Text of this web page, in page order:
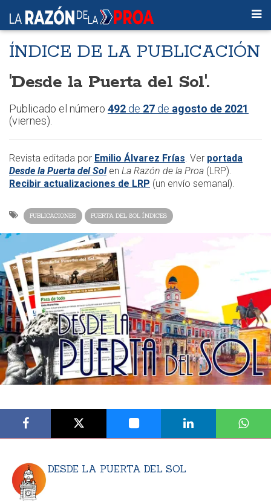
ÍNDICE DE LA PUBLICACIÓN
'Desde la Puerta del Sol'.
​Publicado el número 492 de 27 de agosto de 2021
(viernes).
Revista editada por Emilio Álvarez Frías. Ver portada
Desde la Puerta del Solen La Razón de la Proa (LRP).
Recibir actualizaciones de LRP (un envío semanal).
PUBLICACIONES PUERTA DEL SOL ÍNDICES
DESDE LA PUERTA DEL SOL